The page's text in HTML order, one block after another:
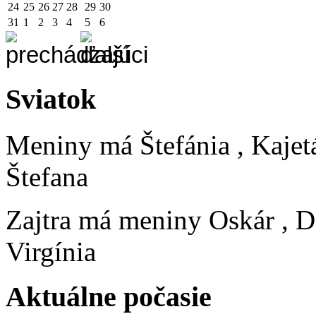
24 25 26 27 28 29 30
31 1 2 3 4 5 6
Sviatok
Meniny má Štefánia ,
Štefana
Zajtra má meniny Oskár ,
Virgínia
Aktuálne počasie